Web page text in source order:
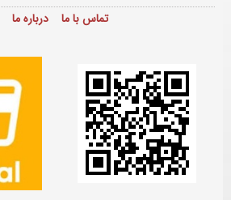
تماس با ما درباره ما